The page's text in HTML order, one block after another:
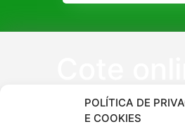
POLÍTICA DE
E COOKIES
peça